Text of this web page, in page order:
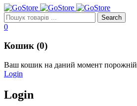
0
Кошик (0)
Ваш кошик на даний момент порожній
Login
Login